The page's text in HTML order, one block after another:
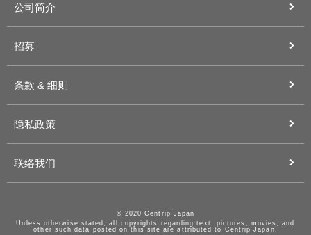
公司简介
招募
条款 & 细则
隐私政策
联络我们
© 2020 Centrip Japan
Unless otherwise stated, all copyrights regarding text, pictures, movies, and
other such data posted on this site are attributed to Centrip Japan.